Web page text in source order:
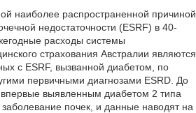
наиболее распространенной причиной
недостаточности (ESRF) в 40-
расходы системы
страхования Австралии являются
с ESRF, вызванной диабетом, по
первичными диагнозами ESRD. До
выявленным диабетом 2 типа
почек, и данные наводят на